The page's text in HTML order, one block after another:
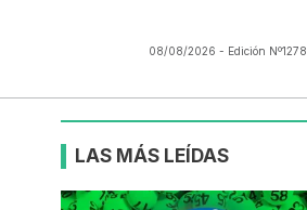
08/08/2026 - Edición Nº1278
LAS MÁS LEÍDAS